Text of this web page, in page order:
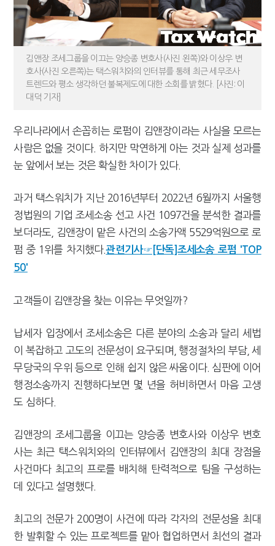
김앤장 조세그룹을 이끄는 양승종 변호사(사진 왼쪽)와 이상우 변
호사(사진 오른쪽)는 택스워치와의 인터뷰를 통해 최근 세무조사
트렌드와 평소 생각하던 불복제도에 대한 소회를 밝혔다. [사진: 이
대덕 기자]
우리나라에서 손꼽히는 로펌이 김앤장이라는 사실을 모르는
사람은 없을 것이다. 하지만 막연하게 아는 것과 실제 성과를
눈 앞에서 보는 것은 확실한 차이가 있다.
과거 택스워치가 지난 2016년부터 2022년 6월까지 서울행
정법원의 기업 조세소송 선고 사건 1097건을 분석한 결과를
보더라도, 김앤장이 맡은 사건의 소송가액 5529억원으로 로
펌 중 1위를 차지했다.관련기사☞[단독]조세소송 로펌 'TOP
50'
고객들이 김앤장을 찾는 이유는 무엇일까?
납세자 입장에서 조세소송은 다른 분야의 소송과 달리 세법
이 복잡하고 고도의 전문성이 요구되며, 행정절차의 부담, 세
무당국의 우위 등으로 인해 쉽지 않은 싸움이다. 심판에 이어
행정소송까지 진행하다보면 몇 년을 허비하면서 마음 고생
도 심하다.
김앤장의 조세그룹을 이끄는 양승종 변호사와 이상우 변호
사는 최근 택스워치와의 인터뷰에서 김앤장의 최대 장점을
사건마다 최고의 프로를 배치해 탄력적으로 팀을 구성하는
데 있다고 설명했다.
최고의 전문가 200명이 사건에 따라 각자의 전문성을 최대
한 발휘할 수 있는 프로젝트를 맡아 협업하면서 최선의 결과